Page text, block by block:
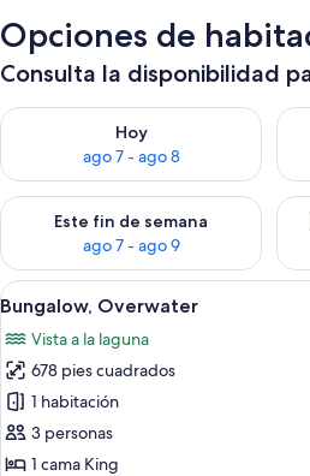
stays
valid
to
Oct
2026
&
up
to
2
kids
stay
free
Opciones de
Consulta la disponibilidad
Hoy
ago 7 - ago 8
Consulta la disponibilidad para hoy
Este fin de semana
ago 7 - ago 9
Consulta la disponibilidad para
Abrir
todas
las
fotos
de
Bungalow,
Overwater
Una
7
Bungalow, Overwater
Vista a la laguna
678 pies cuadrados
1 habitación
3 personas
1 cama King